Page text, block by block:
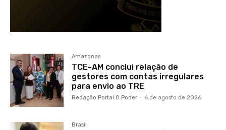
Amazonas
TCE-AM conclui relação de
gestores com contas irregulares
para envio ao TRE
Redação Portal O Poder - 6 de agosto de 2026
Brasil